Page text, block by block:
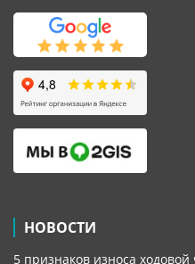
НОВОСТИ
5 признаков износа ходовой